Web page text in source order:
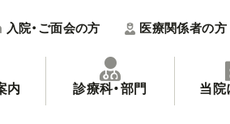
入院・ご面会の方 医療関係者の方
内 診療科・部門 当院